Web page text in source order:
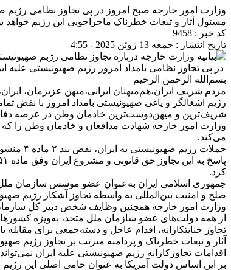
وزارت امور خارجه صبح امروز در پی تجاوز نظامی رژبم
مسئول آثار و تبعات خطرناک ماجراجویی این رژیم خواهد
کد خبر : 9458
تاریخ انتشار : جمعه 13 ژوئن 2025 - 4:55
در پی تجاوز نظامی بامداد امروز رژبم صهیونیستی علیه
بسم‌الله الرحمن الرحیم
مردم شریف ایران،هم‌میهنان ایرانی،میهن عزیزمان،
رژیم اشغالگر و یاغی صهیونیستی بامداد امروز با نقض
شریف‌ترین و میهن‌دوست‌ترین خادمان وطن در عرصه دفاع
وزارت امور خارجه شهادت مدافعان و خادمان وطن را
می‌کند.
حملات رژیم صهیونیستی به ایران، نقض بند ۲ ماده ۴ منشور ملل متحد و تجاوز آشکار علیه جمهوری اسلامی ایران است.
کرد.
جمهوری اسلامی ایران به‌عنوان عضو موسس سازمان
صلح و امنیت بین‌المللی به واسطه تجاوز آشکار رژیم
وزارت امور خارجه همچنین وظایف شخص دبیر کل
از همه دولت‌های عضو سازمان ملل متحد، به‌ویژه
تجاوز جنایتکارانه، اقدام عاجل و دسته‌جمعی برای
آثار و تبعات خطرناک و پردامنه مترتب بر تجاوز رژیم
اقدامات تجاوزکارانه رژیم صهیونیستی علیه ایران
بر این اساس دولت آمریکا به عنوان حامی اصلی این